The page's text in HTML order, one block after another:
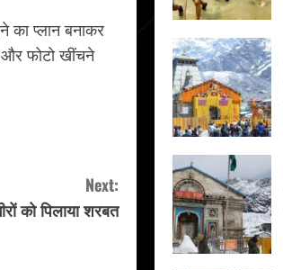
का प्लान बनाकर
और फोटो खींचने
Next:
को पिलाया शरबत